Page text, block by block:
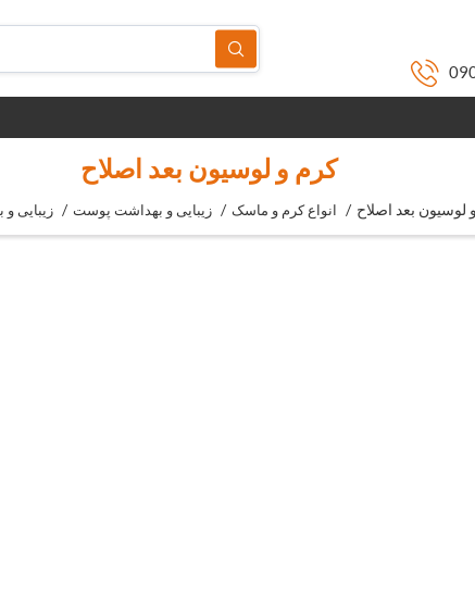
کرم و لوسیون بعد اصلاح
زیبایی / زیبایی و بهداشت پوست / انواع کرم و ماسک / لوسیون بعد اصلاح